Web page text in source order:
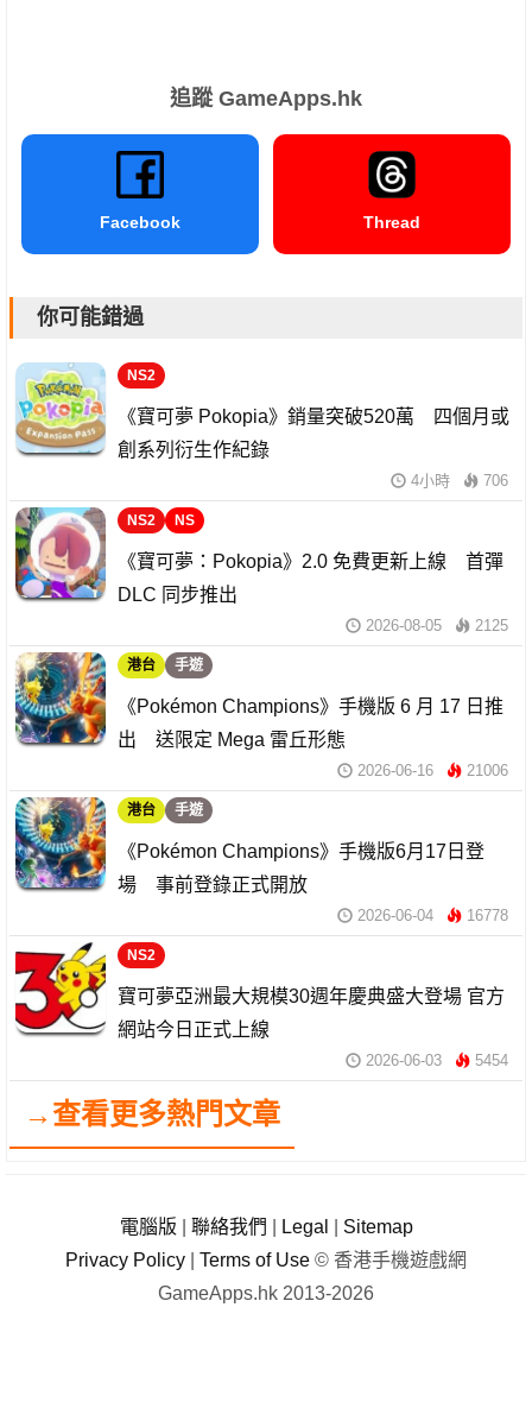
追蹤 GameApps.hk
Facebook Thread
你可能錯過
NS2
《寶可夢 Pokopia》銷量突破520萬 四個月或
創系列衍生作紀錄
4小時 706
NS2 NS
《寶可夢：Pokopia》2.0 免費更新上線 首彈
DLC 同步推出
2026-08-05 2125
港台 手遊
《Pokémon Champions》手機版 6 月 17 日推
出 送限定 Mega 雷丘形態
2026-06-16 21006
港台 手遊
《Pokémon Champions》手機版6月17日登
場 事前登錄正式開放
2026-06-04 16778
NS2
寶可夢亞洲最大規模30週年慶典盛大登場 官方
網站今日正式上線
2026-06-03 5454
→查看更多熱門文章
電腦版 聯絡我們 Legal
Sitemap
Privacy Policy
Terms of Use © 香港手機遊戲網
GameApps.hk 2013-2026